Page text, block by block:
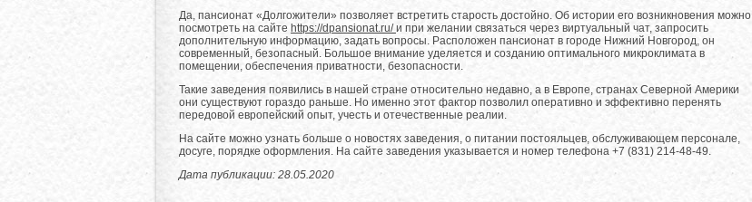
Да, пансионат «Долгожители» позволяет встретить старость достойно. Об истории его возникновения можно
посмотреть на сайте https://dpansionat.ru/и при желании связаться через виртуальный чат, запросить
дополнительную информацию, задать вопросы. Расположен пансионат в городе Нижний Новгород, он
современный, безопасный. Большое внимание уделяется и созданию оптимального микроклимата в
помещении, обеспечения приватности, безопасности.
Такие заведения появились в нашей стране относительно недавно, а в Европе, странах Северной Америки
они существуют гораздо раньше. Но именно этот фактор позволил оперативно и эффективно перенять
передовой европейский опыт, учесть и отечественные реалии.
На сайте можно узнать больше о новостях заведения, о питании постояльцев, обслуживающем персонале,
досуге, порядке оформления. На сайте заведения указывается и номер телефона +7 (831) 214-48-49.
Дата публикации: 28.05.2020